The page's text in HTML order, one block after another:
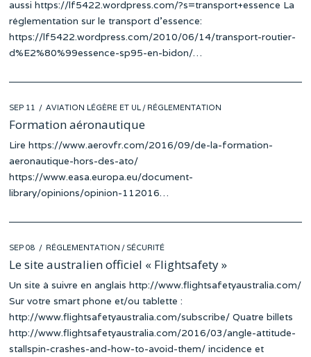
aussi https://lf5422.wordpress.com/?s=transport+essence La
réglementation sur le transport d’essence:
https://lf5422.wordpress.com/2010/06/14/transport-routier-
d%E2%80%99essence-sp95-en-bidon/…
POSTED
ON
SEP 11 AVIATION LÉGÈRE ET UL / RÉGLEMENTATION
Formation aéronautique
Lire https://www.aerovfr.com/2016/09/de-la-formation-
aeronautique-hors-des-ato/
https://www.easa.europa.eu/document-
library/opinions/opinion-112016…
POSTED
ON
SEP 08 RÉGLEMENTATION / SÉCURITÉ
Le site australien officiel « Flightsafety »
Un site à suivre en anglais http://www.flightsafetyaustralia.com/
Sur votre smart phone et/ou tablette :
http://www.flightsafetyaustralia.com/subscribe/ Quatre billets
http://www.flightsafetyaustralia.com/2016/03/angle-attitude-
stallspin-crashes-and-how-to-avoid-them/ incidence et